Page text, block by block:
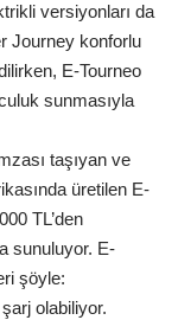
versiyonları da
Journey konforlu
E-Tourneo
sunmasıyla
taşıyan ve
üretilen E-
TL’den
sunuluyor. E-
şöyle:
şarj olabiliyor.